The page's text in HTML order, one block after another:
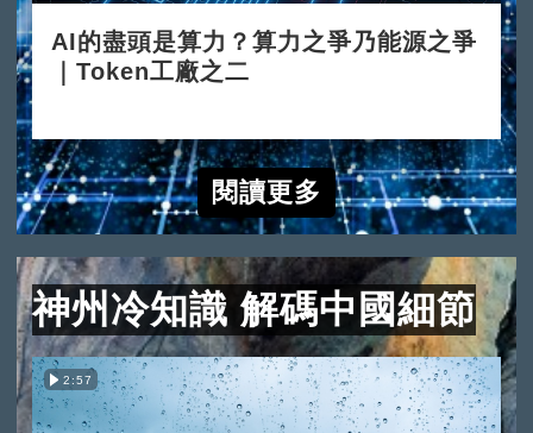
AI的盡頭是算力？算力之爭乃能源之爭
｜Token工廠之二
閱讀更多
神州冷知識 解碼中國細節
2:57